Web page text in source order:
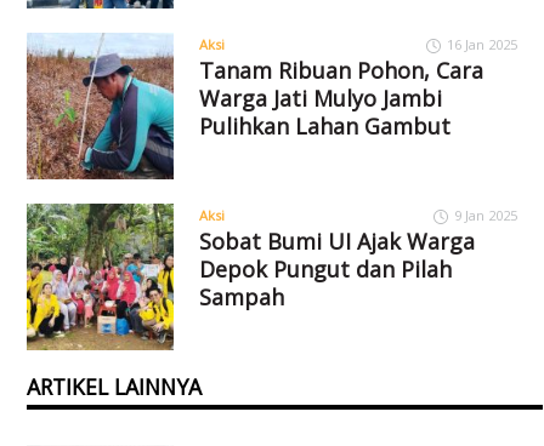
Aksi 16 Jan 2025
Tanam Ribuan Pohon, Cara
Warga Jati Mulyo Jambi
Pulihkan Lahan Gambut
Aksi 9 Jan 2025
Sobat Bumi UI Ajak Warga
Depok Pungut dan Pilah
Sampah
ARTIKEL LAINNYA